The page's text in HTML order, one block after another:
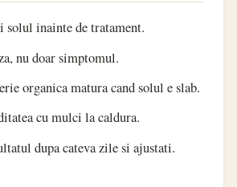
inainte de tratament.
nu doar simptomul.
organica matura cand solul e slab.
cu mulci la caldura.
dupa cateva zile si ajustati.